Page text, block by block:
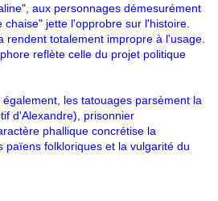
aux personnages démesurément
jette l'opprobre sur l'histoire.
rendent totalement impropre à l'usage.
reflète celle du projet politique
les tatouages parsèment la
d'Alexandre), prisonnier
phallique concrétise la
païens folkloriques et la vulgarité du